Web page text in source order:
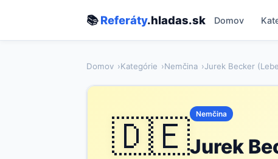
📚Referáty.hladas.sk Domov
Domov Kategórie Nemčina Jurek Becker
🇩🇪 Nemčina
Jurek